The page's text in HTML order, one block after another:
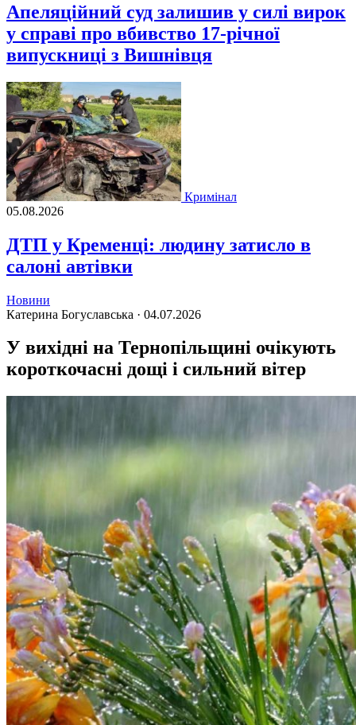
Апеляційний суд залишив у силі вирок
у справі про вбивство 17-річної
випускниці з Вишнівця
Кримінал
05.08.2026
ДТП у Кременці: людину затисло в
салоні автівки
Новини
Катерина Богуславська · 04.07.2026
У вихідні на Тернопільщині очікують
короткочасні дощі і сильний вітер